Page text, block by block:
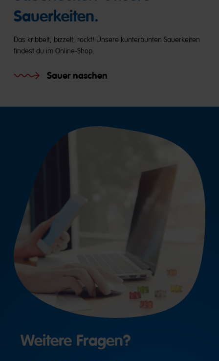
Sauerkeiten.
Das kribbelt, bizzelt, rockt! Unsere kunterbunten Sauerkeiten
findest du im Online-Shop.
Sauer naschen
Weitere Fragen?